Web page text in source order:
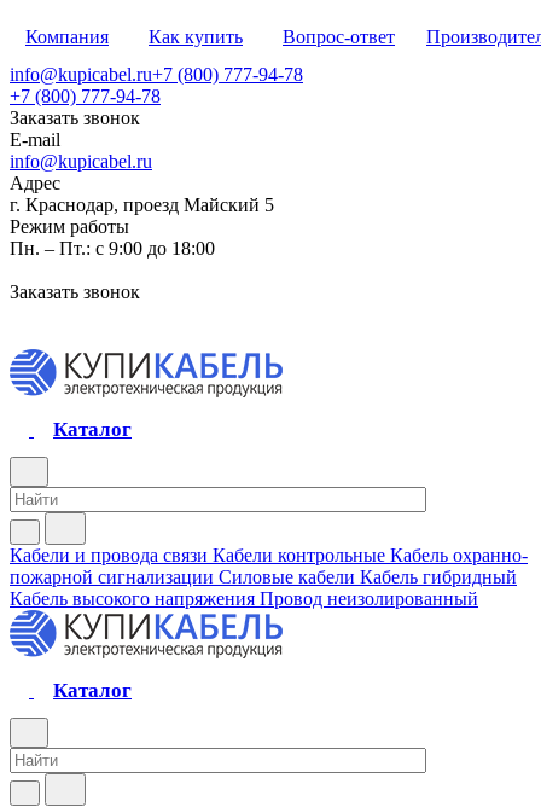
Компания Как купить Вопрос-ответ
info@kupicabel.ru+7 (800) 777-94-78
+7 (800) 777-94-78
Заказать звонок
E-mail
info@kupicabel.ru
Адрес
г. Краснодар, проезд Майский 5
Режим работы
Пн. – Пт.: с 9:00 до 18:00
Заказать звонок
Каталог
Кабели и провода связи Кабели контрольные Кабель охранно-
пожарной сигнализации Силовые кабели Кабель гибридный
Кабель высокого напряжения Провод неизолированный
Каталог